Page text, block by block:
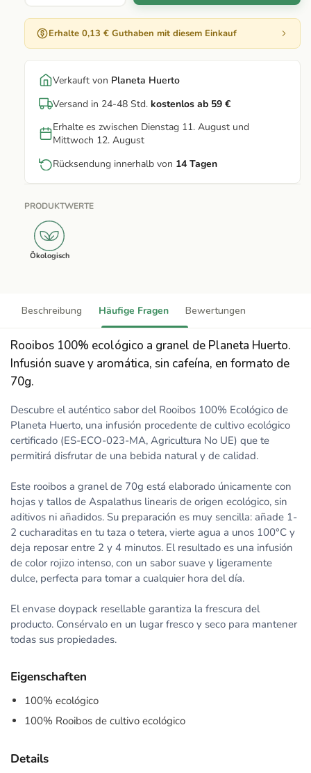
Erhalte 0,13 € Guthaben mit diesem Einkauf
Verkauft von Planeta Huerto
Versand in 24-48 Std. kostenlos ab 59 €
Erhalte es zwischen Dienstag 11. August und
Mittwoch 12. August
Rücksendung innerhalb von 14 Tagen
PRODUKTWERTE
Ökologisch
Beschreibung Häufige Fragen Bewertungen
Rooibos 100% ecológico a granel de Planeta Huerto.
Infusión suave y aromática, sin cafeína, en formato de
70g.
Descubre el auténtico sabor del Rooibos 100% Ecológico de
Planeta Huerto, una infusión procedente de cultivo ecológico
certificado (ES-ECO-023-MA, Agricultura No UE) que te
permitirá disfrutar de una bebida natural y de calidad.
Este rooibos a granel de 70g está elaborado únicamente con
hojas y tallos de Aspalathus linearis de origen ecológico, sin
aditivos ni añadidos. Su preparación es muy sencilla: añade 1-
2 cucharaditas en tu taza o tetera, vierte agua a unos 100°C y
deja reposar entre 2 y 4 minutos. El resultado es una infusión
de color rojizo intenso, con un sabor suave y ligeramente
dulce, perfecta para tomar a cualquier hora del día.
El envase doypack resellable garantiza la frescura del
producto. Consérvalo en un lugar fresco y seco para mantener
todas sus propiedades.
Eigenschaften
100% ecológico
100% Rooibos de cultivo ecológico
Details